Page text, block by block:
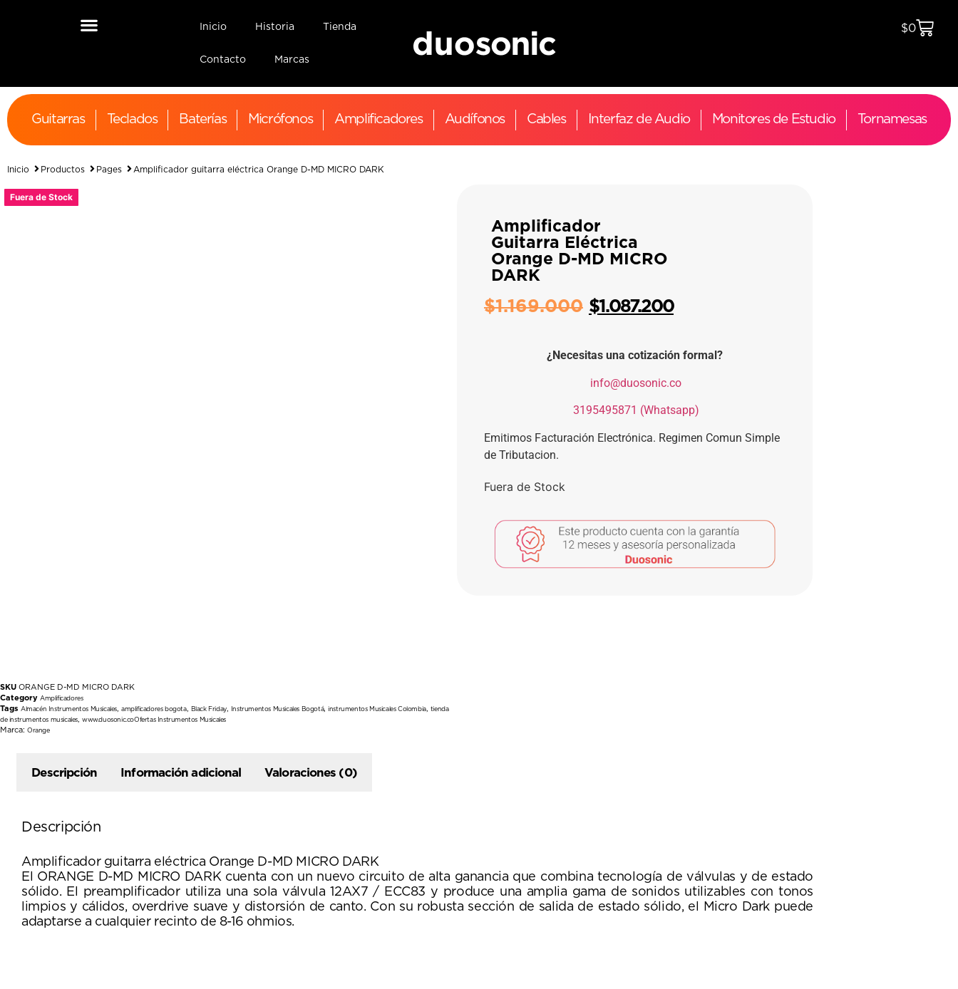
Inicio Historia Tienda
Contacto Marcas
$0
Guitarras Teclados Baterías Micrófonos Amplificadores Audífonos Cables Interfaz de Audio Monitores de Estudio Tornamesas
Inicio Productos Pages Amplificador guitarra eléctrica Orange D-MD MICRO DARK
Fuera de Stock
SKU ORANGE D-MD MICRO DARK
Category Amplificadores
Tags Almacén Instrumentos Musicales, amplificadores bogota, Black Friday, Instrumentos Musicales Bogotá,instrumentos Musicales Colombia, tienda
de instrumentos musicales, www.duosonic.coOfertas Instrumentos Musicales
Marca: Orange
Amplificador
Guitarra Eléctrica
Orange D-MD MICRO
DARK
$1.169.000 $1.087.200
¿Necesitas una cotización formal?
info@duosonic.co
3195495871 (Whatsapp)
Emitimos Facturación Electrónica. Regimen Comun Simple
de Tributacion.
Fuera de Stock
Descripción Información adicional Valoraciones (0)
Descripción
Amplificador guitarra eléctrica Orange D-MD MICRO DARK
El ORANGE D-MD MICRO DARK cuenta con un nuevo circuito de alta ganancia que combina tecnología de válvulas y de estado
sólido. El preamplificador utiliza una sola válvula 12AX7 / ECC83 y produce una amplia gama de sonidos utilizables con tonos
limpios y cálidos, overdrive suave y distorsión de canto. Con su robusta sección de salida de estado sólido, el Micro Dark puede
adaptarse a cualquier recinto de 8-16 ohmios.